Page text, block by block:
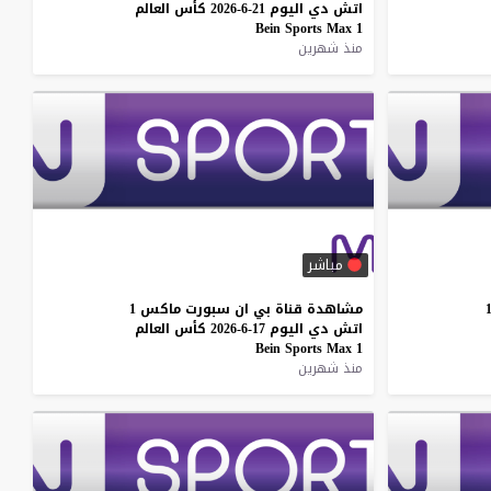
اتش دي اليوم 21-6-2026 كأس العالم
Bein Sports Max 1
منذ شهرين
1
مباشر
مشاهدة قناة بي ان سبورت ماكس 1
اتش دي اليوم 17-6-2026 كأس العالم
Bein Sports Max 1
منذ شهرين